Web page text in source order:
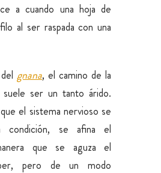
a cuando una hoja de
al ser raspada con una
delgnana, el camino de la
suele ser un tanto árido.
el sistema nervioso se
condición, se afina el
que se aguza el
pero de un modo